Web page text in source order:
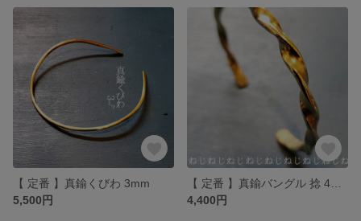
【 定番 】真鍮くびわ 3mm
5,500円
4,400円